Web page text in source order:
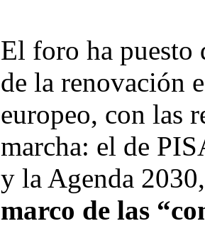
El foro ha puesto
de la renovación
europeo, con las
marcha: el de
y la Agenda
marco de las